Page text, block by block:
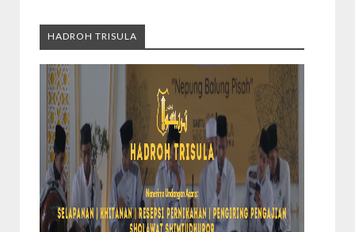
HADROH TRISULA